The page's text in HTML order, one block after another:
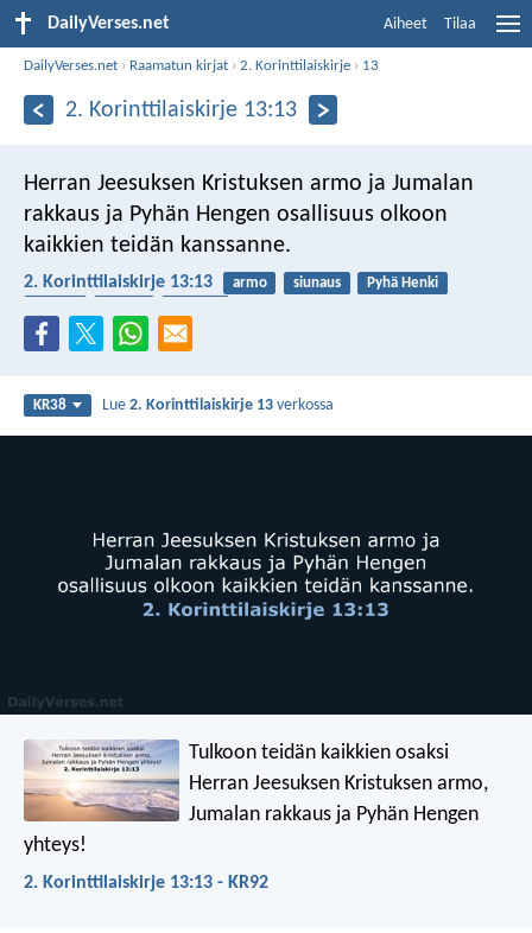
DailyVerses.net Aiheet Tilaa
DailyVerses.net › Raamatun kirjat ›2. Korinttilaiskirje › 13
2. Korinttilaiskirje 13:13
Herran Jeesuksen Kristuksen armo ja Jumalan
rakkaus ja Pyhän Hengen osallisuus olkoon
kaikkien teidän kanssanne.
2. Korinttilaiskirje 13:13 armo siunaus
Pyhä Henki
KR38 Lue2. Korinttilaiskirje 13 verkossa
Tulkoon teidän kaikkien osaksi
Herran Jeesuksen Kristuksen armo,
Jumalan rakkaus ja Pyhän Hengen
yhteys!
2. Korinttilaiskirje 13:13 - KR92